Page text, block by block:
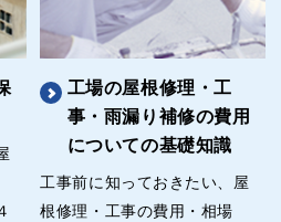
工場の屋根修理・工
事・雨漏り補修の費用
についての基礎知識
工事前に知っておきたい、屋
根修理・工事の費用・相場